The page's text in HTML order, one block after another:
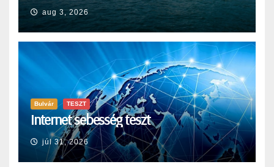
aug 3, 2026
Bulvár TESZT
Internet sebesség teszt
júl 31, 2026